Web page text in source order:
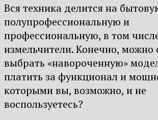
Вся техника делится на
полупрофессиональную и
профессиональную, в том
измельчители. Конечно, можно
выбрать «навороченную»
платить за функционал и
которыми вы, возможно, и не
воспользуетесь?